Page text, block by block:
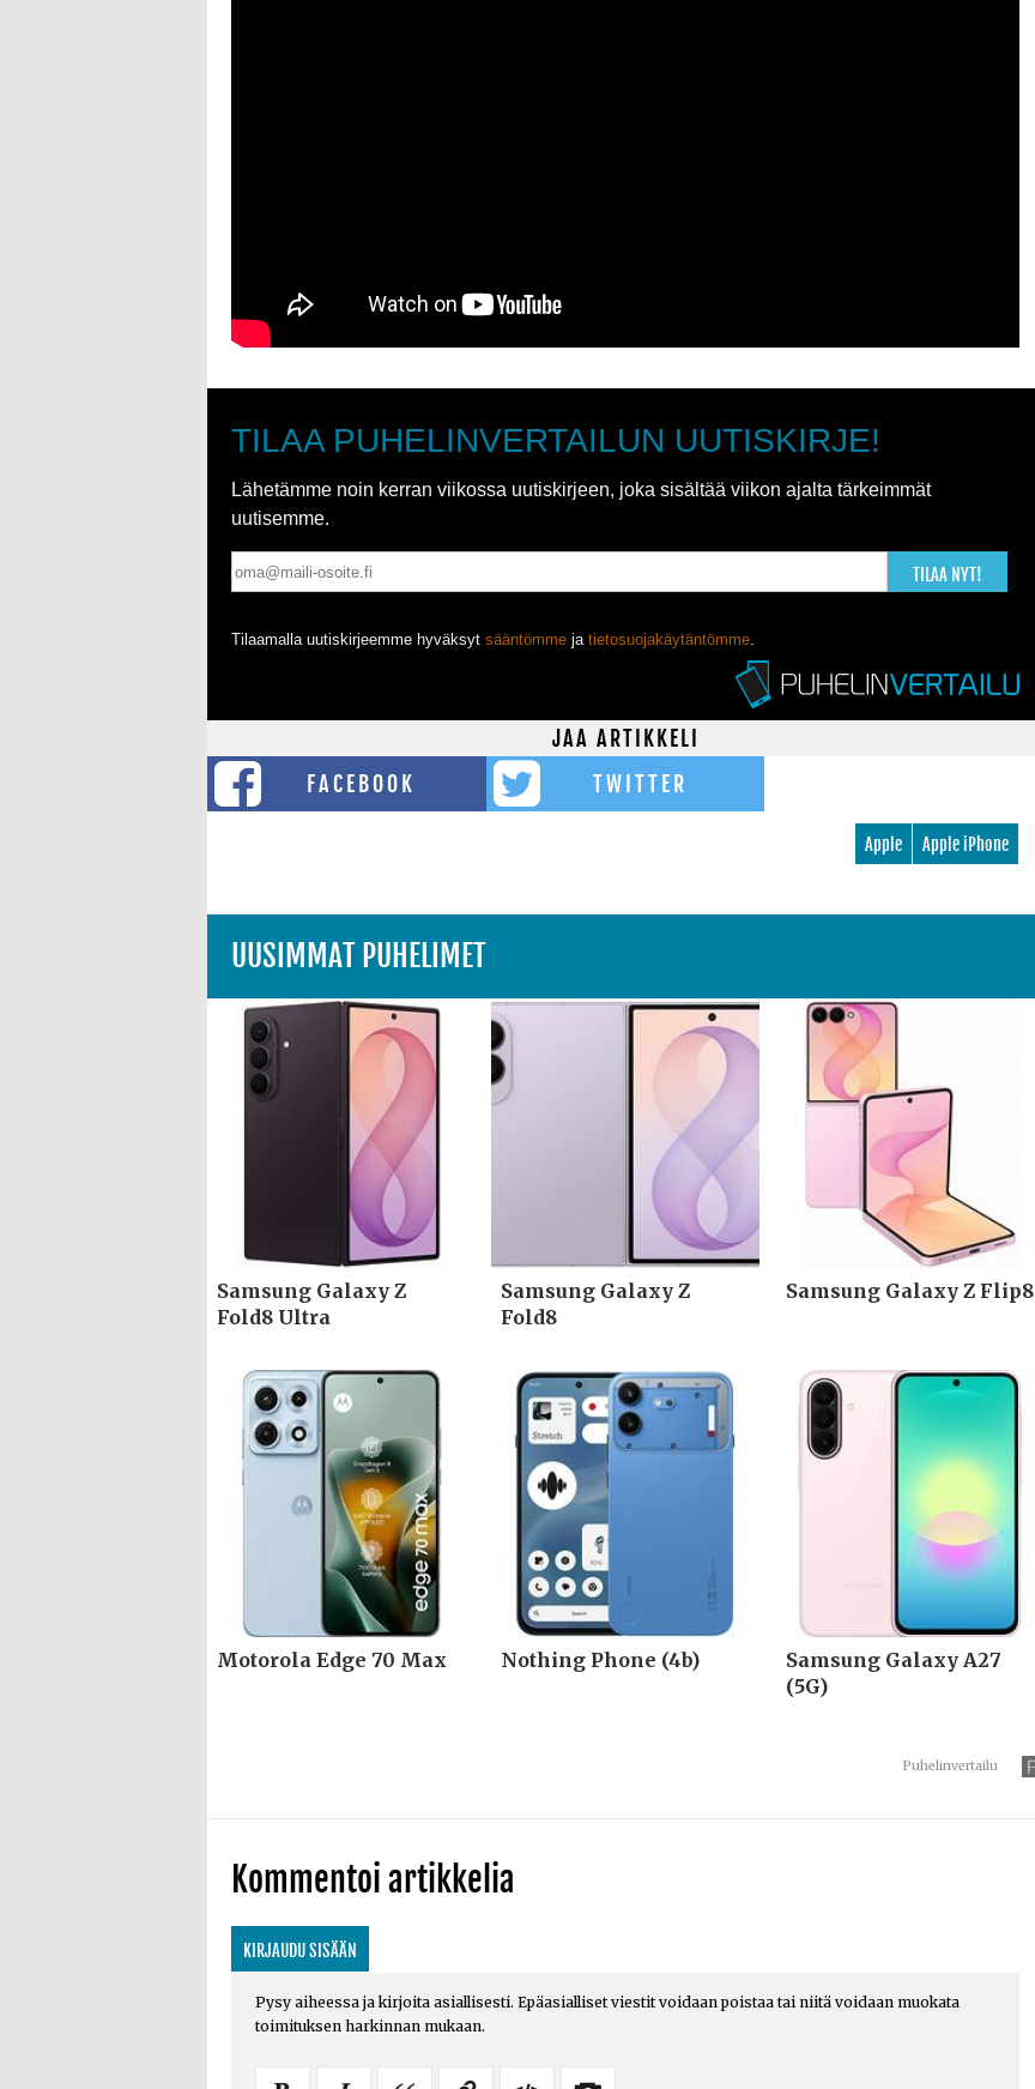
TILAA PUHELINVERTAILUN UUTISKIRJE!
Lähetämme noin kerran viikossa uutiskirjeen, joka sisältää viikon ajalta tärkeimmät
uutisemme.
TILAA NYT!
Tilaamalla uutiskirjeemme hyväksyt sääntömme ja tietosuojakäytäntömme.
JAA ARTIKKELI
FACEBOOK
TWITTER
Apple iPhone
Apple
UUSIMMAT PUHELIMET
Samsung Galaxy Z
Fold8 Ultra
Samsung Galaxy Z
Fold8
Samsung Galaxy Z Flip8
Motorola Edge 70 Max Nothing Phone (4b)
Samsung Galaxy A27
(5G)
Puhelinvertailu
Kommentoi artikkelia
KIRJAUDU SISÄÄN
Pysy aiheessa ja kirjoita asiallisesti. Epäasialliset viestit voidaan poistaa tai niitä voidaan muokata
toimituksen harkinnan mukaan.